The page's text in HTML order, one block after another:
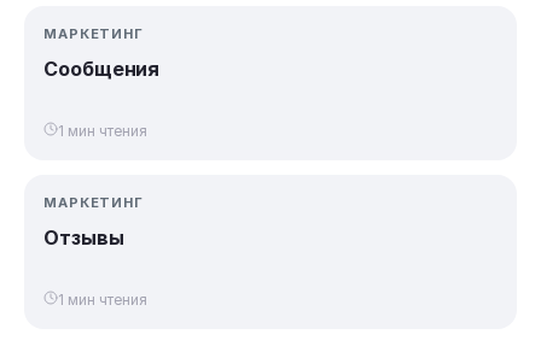
МАРКЕТИНГ
Сообщения
1 мин чтения
МАРКЕТИНГ
Отзывы
1 мин чтения